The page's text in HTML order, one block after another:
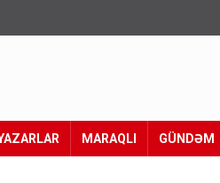
MARAQLI GÜNDƏM